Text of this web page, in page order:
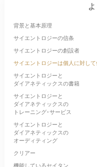
背景と基本原理
サイエントロジーの信条
サイエントロジーの創設者
サイエントロジーは個人に対し
サイエントロジーと
ダイアネティックスの書籍
サイエントロジーと
ダイアネティックスの
トレーニング･サービス
サイエントロジーと
ダイアネティックスの
オーディティング
クリアー